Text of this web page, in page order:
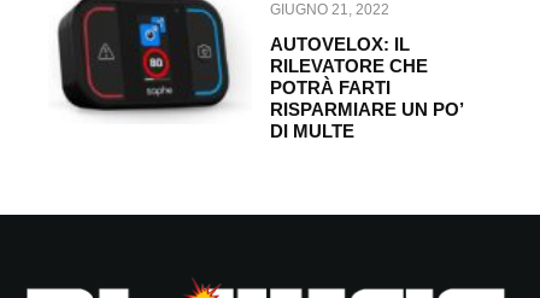
GIUGNO 21, 2022
AUTOVELOX: IL
RILEVATORE CHE
POTRÀ FARTI
RISPARMIARE UN PO’
DI MULTE